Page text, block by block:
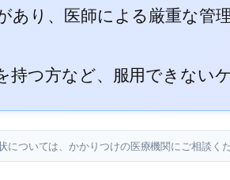
あり、医師による厳重な管
持つ方など、服用できない
ついては、かかりつけの医療機関にご相談く